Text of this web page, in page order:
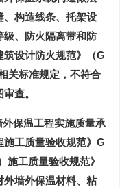
、构造线条、托架设
级、防火隔离带和防
设计防火规范》（G
关标准规定，不符合
查。
外保温工程实施质量承
工质量验收规范》G
施工质量验收规范》
外墙外保温材料、粘